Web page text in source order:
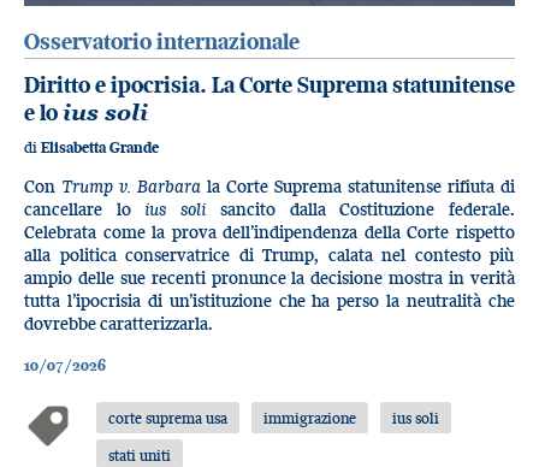
Osservatorio internazionale
Diritto e ipocrisia. La Corte Suprema statunitense
e loius soli
di Elisabetta Grande
Con Trump v. Barbara la Corte Suprema statunitense rifiuta di
cancellare loius soli sancito dalla Costituzione federale.
Celebrata come la prova dell’indipendenza della Corte rispetto
alla politica conservatrice di Trump, calata nel contesto più
ampio delle sue recenti pronunce la decisione mostra in verità
tutta l’ipocrisia di un’istituzione che ha perso la neutralità che
dovrebbe caratterizzarla.
10/07/2026
corte suprema usa immigrazione
ius soli
stati uniti